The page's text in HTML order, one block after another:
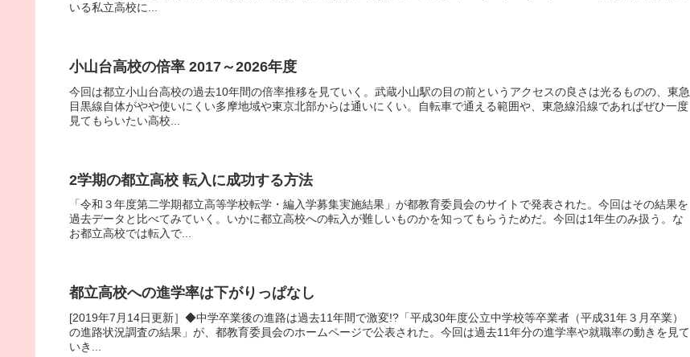
いる私立高校に...
小山台高校の倍率 2017～2026年度
今回は都立小山台高校の過去10年間の倍率推移を見ていく。武蔵小山駅の目の前というアクセスの良さは光るものの、東急
目黒線自体がやや使いにくい多摩地域や東京北部からは通いにくい。自転車で通える範囲や、東急線沿線であればぜひ一度
見てもらいたい高校...
2学期の都立高校 転入に成功する方法
「令和３年度第二学期都立高等学校転学・編入学募集実施結果」が都教育委員会のサイトで発表された。今回はその結果を
過去データと比べてみていく。いかに都立高校への転入が難しいものかを知ってもらうためだ。今回は1年生のみ扱う。な
お都立高校では転入で...
都立高校への進学率は下がりっぱなし
[2019年7月14日更新］◆中学卒業後の進路は過去11年間で激変!?「平成30年度公立中学校等卒業者（平成31年３月卒業）
の進路状況調査の結果」が、都教育委員会のホームページで公表された。今回は過去11年分の進学率や就職率の動きを見て
いき...